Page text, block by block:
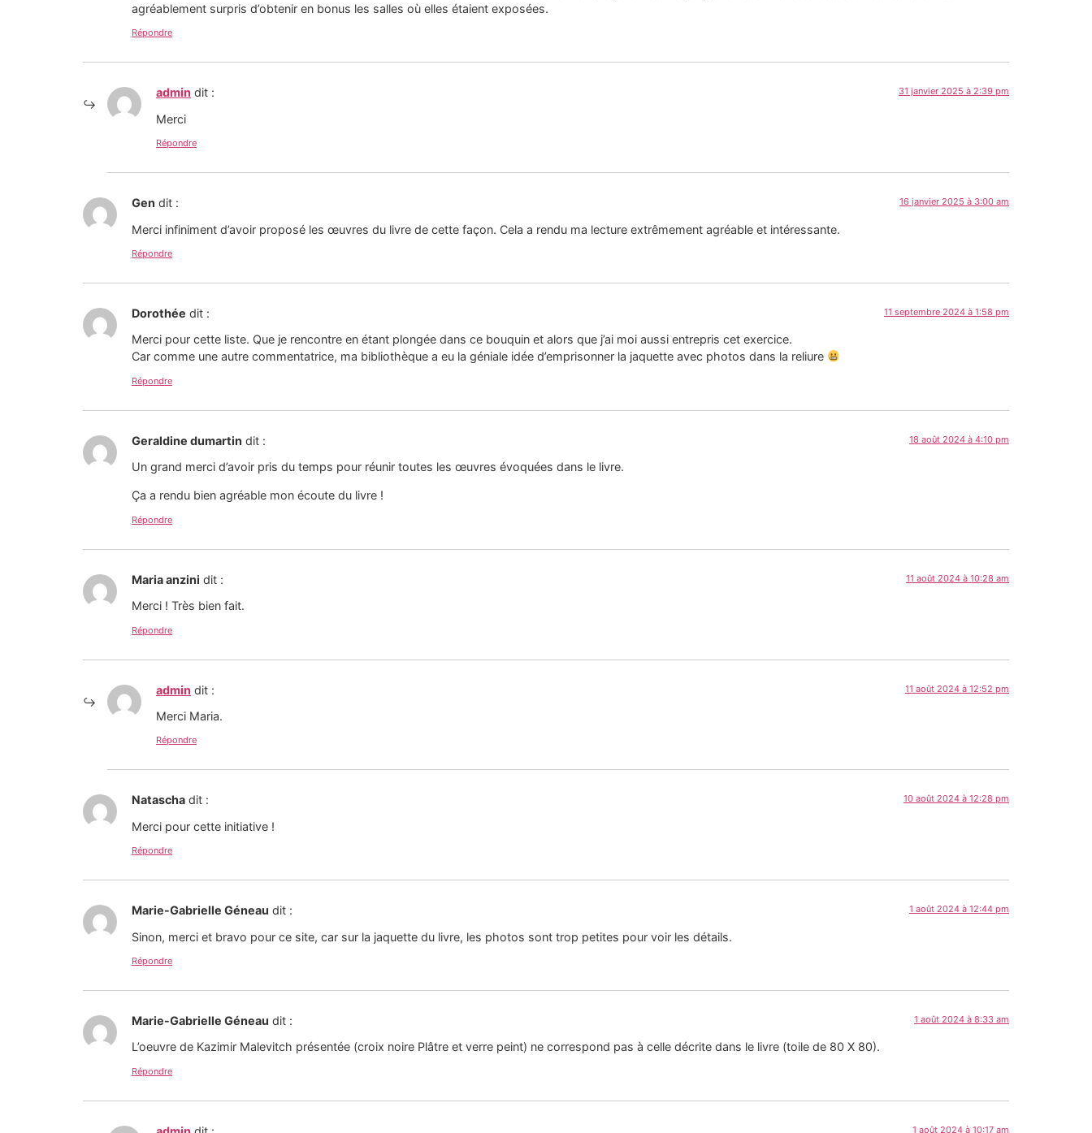
agréablement surpris d’obtenir en bonus les salles où elles étaient exposées.
Répondre
admin dit : 31 janvier 2025 à 2:39 pm
Merci
Répondre
Gen dit : 16 janvier 2025 à 3:00 am
Merci infiniment d’avoir proposé les œuvres du livre de cette façon. Cela a rendu ma lecture extrêmement agréable et intéressante.
Répondre
Dorothée dit : 11 septembre 2024 à 1:58 pm
Merci pour cette liste. Que je rencontre en étant plongée dans ce bouquin et alors que j’ai moi aussi entrepris cet exercice.
Car comme une autre commentatrice, ma bibliothèque a eu la géniale idée d’emprisonner la jaquette avec photos dans la reliure
Répondre
Geraldine dumartin dit : 18 août 2024 à 4:10 pm
Un grand merci d’avoir pris du temps pour réunir toutes les œuvres évoquées dans le livre.
Ça a rendu bien agréable mon écoute du livre !
Répondre
Maria anzini dit : 11 août 2024 à 10:28 am
Merci ! Très bien fait.
Répondre
admin dit : 11 août 2024 à 12:52 pm
Merci Maria.
Répondre
Natascha dit : 10 août 2024 à 12:28 pm
Merci pour cette initiative !
Répondre
Marie-Gabrielle Géneau dit : 1 août 2024 à 12:44 pm
Sinon, merci et bravo pour ce site, car sur la jaquette du livre, les photos sont trop petites pour voir les détails.
Répondre
Marie-Gabrielle Géneau dit : 1 août 2024 à 8:33 am
L’oeuvre de Kazimir Malevitch présentée (croix noire Plâtre et verre peint) ne correspond pas à celle décrite dans le livre (toile de 80 X 80).
Répondre
1 août 2024 à 10:17 am